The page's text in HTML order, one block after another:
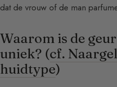
dat de vrouw of de man
Waarom is de
uniek? (cf.
huidtype)